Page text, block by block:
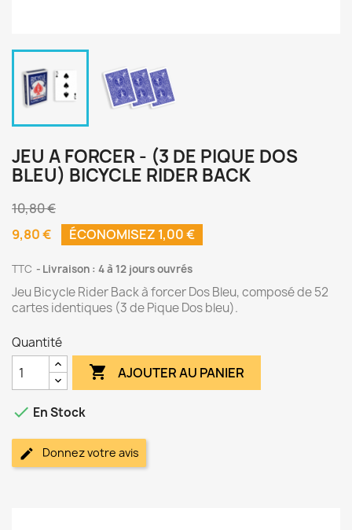
JEU A FORCER - (3 DE PIQUE DOS
BLEU) BICYCLE RIDER BACK
10,80 €
9,80 €
ÉCONOMISEZ 1,00 €
TTC Livraison : 4 à 12 jours ouvrés
Jeu Bicycle Rider Back à forcer Dos Bleu, composé de 52
cartes identiques (3 de Pique Dos bleu).
Quantité
 AJOUTER AU PANIER
 En Stock
Donnez votre avis